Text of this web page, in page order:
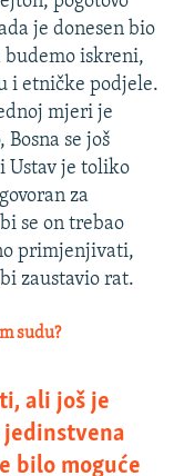
je donesen bio
budemo iskreni,
i etničke podjele.
mjeri je
se još
Ustav je toliko
za
se on trebao
primjenjivati,
zaustavio rat.
sudu?
ali još je
bilo moguće